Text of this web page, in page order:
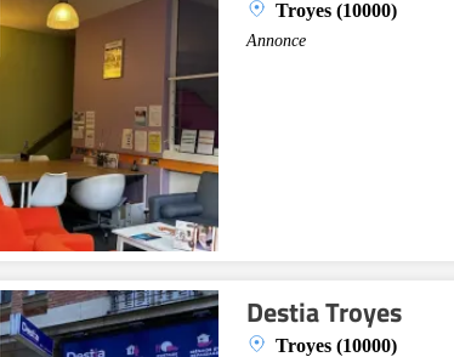
Troyes (10000)
Annonce
Destia Troyes
Troyes (10000)